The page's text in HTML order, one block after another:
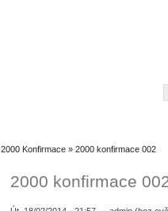
2000 Konfirmace » 2000 konfirmace 002
2000 konfirmace